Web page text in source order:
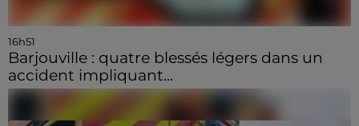
16h51
Barjouville : quatre blessés légers dans un
accident impliquant...